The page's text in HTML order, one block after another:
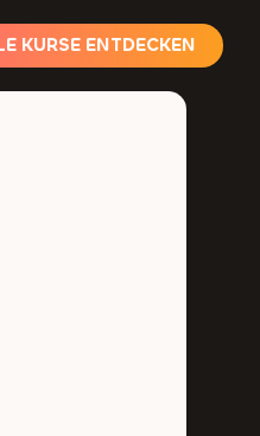
KURSE ENTDECKEN